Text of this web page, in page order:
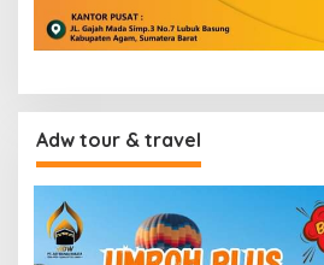
Adw tour & travel